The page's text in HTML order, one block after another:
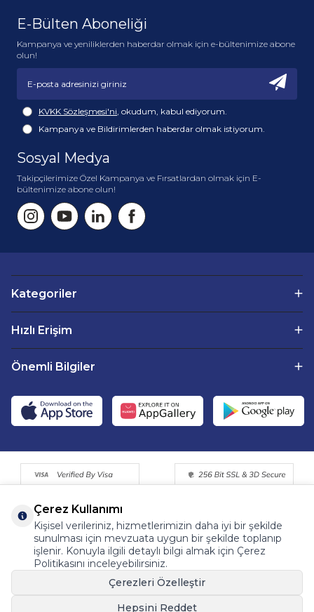
E-Bülten Aboneliği
Kampanya ve yeniliklerden haberdar olmak için e-bültenimize abone
olun!
KVKK Sözleşmesi'ni , okudum, kabul ediyorum.
Kampanya ve Bildirimlerden haberdar olmak istiyorum.
Sosyal Medya
Takipçilerimize Özel Kampanya ve Fırsatlardan olmak için E-
bültenimize abone olun!
Kategoriler
Hızlı Erişim
Önemli Bilgiler
©2015 - 2025 Tüm Hakkı Saklıdır. Fermentemutfagim.com
Dijital Pazarlama Partneri | Tohum Medya™
Çerez Kullanımı
Kişisel verileriniz, hizmetlerimizin daha iyi bir şekilde
sunulması için mevzuata uygun bir şekilde toplanıp
işlenir. Konuyla ilgili detaylı bilgi almak için Çerez
Politikasını inceleyebilirsiniz.
Çerezleri Özelleştir
Hepsini Reddet